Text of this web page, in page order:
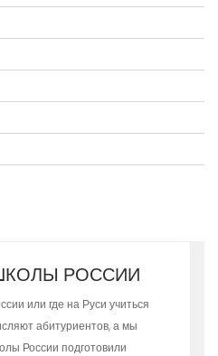
РОССИИ
или где на Руси учиться
абитуриентов, а мы
России подготовили